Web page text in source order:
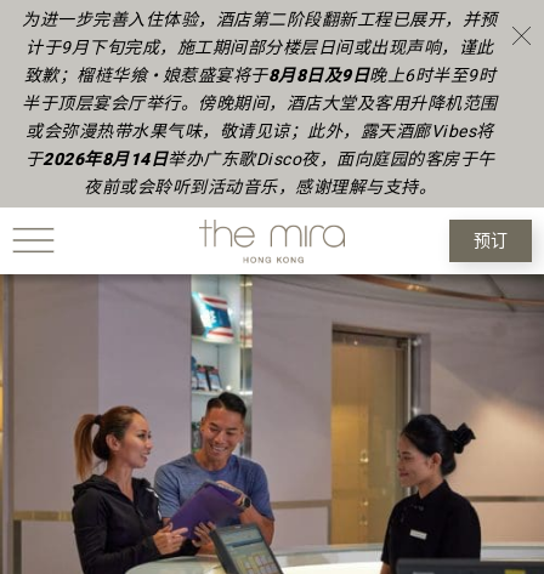
预订
为进一步完善入住体验，酒店第二阶段翻新工程已展开，并预
计于9月下旬完成，施工期间部分楼层日间或出现声响，谨此
致歉；榴梿华飨 • 娘惹盛宴将于8月8日及9日晚上6时半至9时
半于顶层宴会厅举行。傍晚期间，酒店大堂及客用升降机范围
或会弥漫热带水果气味，敬请见谅；此外，露天酒廊Vibes将
于2026年8月14日举办广东歌Disco夜，面向庭园的客房于午
夜前或会聆听到活动音乐，感谢理解与支持。